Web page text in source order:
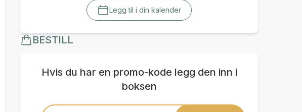
Legg til i din kalender
BESTILL
Hvis du har en promo-kode legg den inn i
boksen